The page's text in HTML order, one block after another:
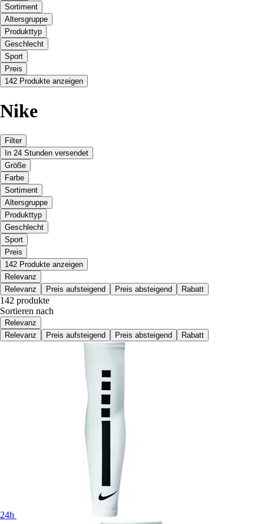
Sortiment
Altersgruppe
Produkttyp
Geschlecht
Sport
Preis
142 Produkte anzeigen
Nike
Filter
In 24 Stunden versendet
Größe
Farbe
Sortiment
Altersgruppe
Produkttyp
Geschlecht
Sport
Preis
142 Produkte anzeigen
Relevanz
Relevanz
Preis aufsteigend Preis absteigend Rabatt
142 produkte
Sortieren nach
Relevanz
Relevanz
Preis aufsteigend Preis absteigend Rabatt
24h